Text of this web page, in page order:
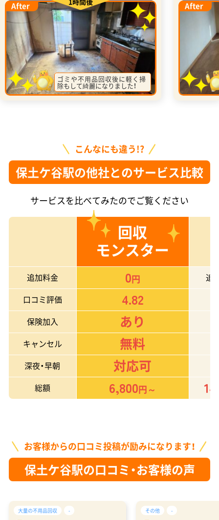
After
ゴミや不用品回収後に軽く掃
除もして綺麗になりました！
After
こんなにも違う!?
保土ケ谷駅の他社とのサービス比較
サービスを比べてみたのでご覧ください
回収
モンスター
追加料金 0円
追
口コミ評価
4.82
保険加入 あり
キャンセル 無料
深夜・早朝 対応可
総額
6,800円～
お客様からの口コミ投稿が励みになります！
保土ケ谷駅の口コミ・お客様の声
大量の不用品回収 - その他 -